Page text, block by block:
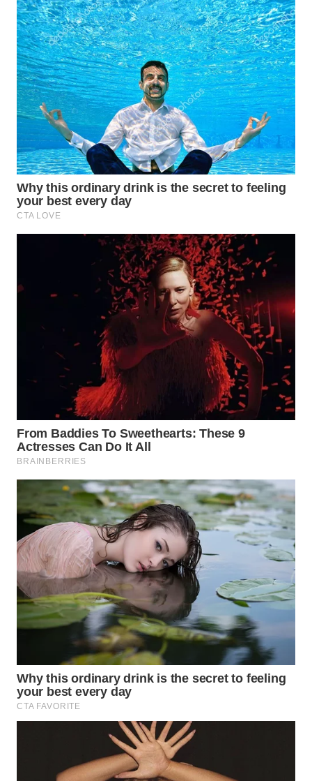
WN
PAKPAK
WN
KARAWANG
WN
BEKASI
WN
BOGOR
WN
TAPANULI
SAMOSIR
PADANG
LAWAS
WN
SUMEDANG
WN
CIANJUR
WN
KEPULAUAN
SERIBU
TANGERANG
WN
BINJAI